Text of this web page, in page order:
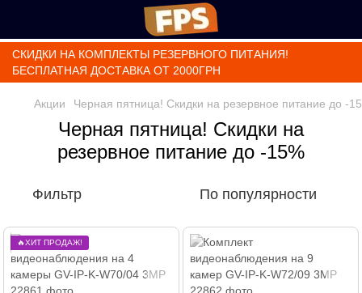
СКИДКИ НА КОМПЛЕКТЫ РЕЗЕРВНОГО ПИТАНИЯ!
БЕСПЛАТНАЯ ДОСТАВКА ОТ 2000ГРН
Акции Черная пятница! Скидки на резервное питание до -
Черная пятница! Скидки на
резервное питание до -15%
Фильтр По популярности
🔥ХИТ ПРОДАЖ!